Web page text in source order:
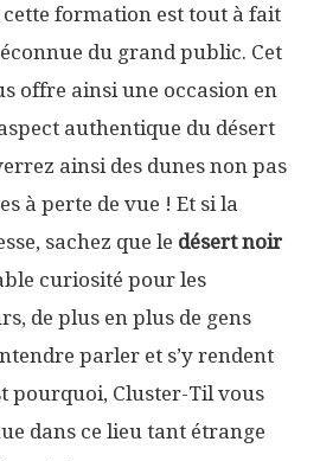
cette formation est tout à fait
du grand public. Cet
offre ainsi une occasion en
authentique du désert
ainsi des dunes non pas
à perte de vue ! Et si la
sachez que le désert noir
curiosité pour les
de plus en plus de gens
parler et s’y rendent
pourquoi, Cluster-Til vous
dans ce lieu tant étrange